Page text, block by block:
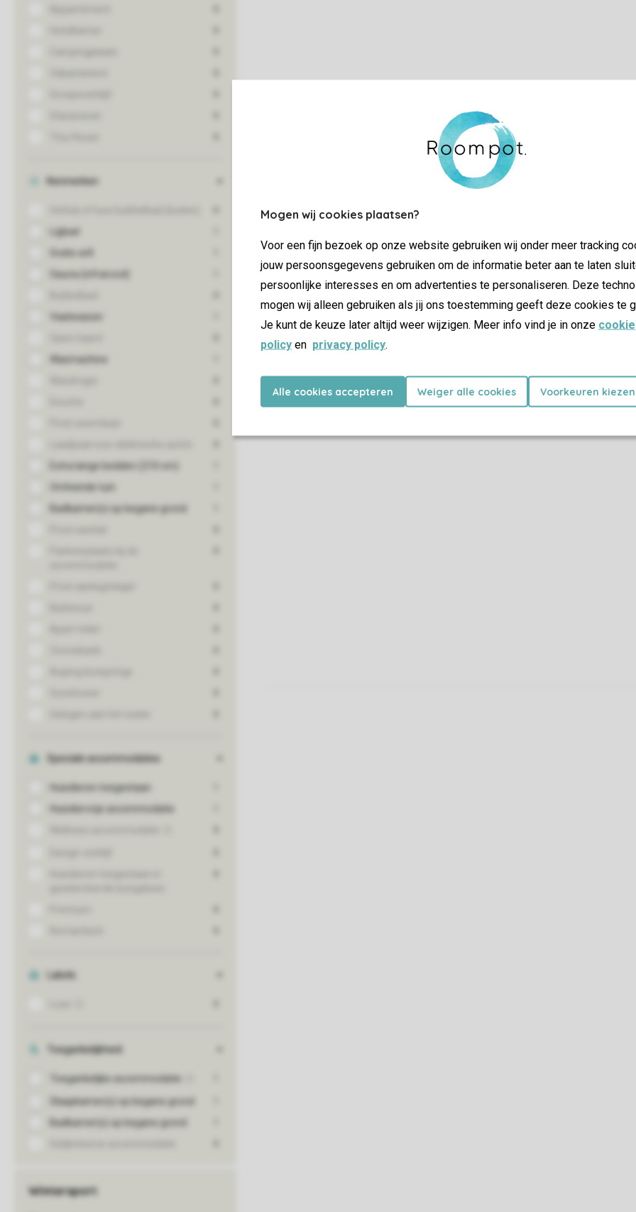
Mogen wij cookies plaatsen?
Voor een fijn bezoek op onze website gebruiken wij onder meer tracking
jouw persoonsgegevens gebruiken om de informatie beter aan te laten
persoonlijke interesses en om advertenties te personaliseren. Deze
mogen wij alleen gebruiken als jij ons toestemming geeft deze cookies te
Je kunt de keuze later altijd weer wijzigen. Meer info vind je in onze cookie
policy en privacy policy.
Alle cookies accepteren Weiger alle cookies Voorkeuren kiezen